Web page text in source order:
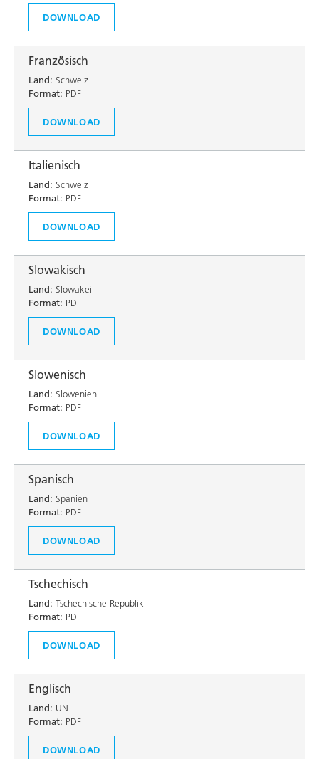
DOWNLOAD
Französisch
Land: Schweiz
Format: PDF
DOWNLOAD
Italienisch
Land: Schweiz
Format: PDF
DOWNLOAD
Slowakisch
Land: Slowakei
Format: PDF
DOWNLOAD
Slowenisch
Land: Slowenien
Format: PDF
DOWNLOAD
Spanisch
Land: Spanien
Format: PDF
DOWNLOAD
Tschechisch
Land: Tschechische Republik
Format: PDF
DOWNLOAD
Englisch
Land: UN
Format: PDF
DOWNLOAD